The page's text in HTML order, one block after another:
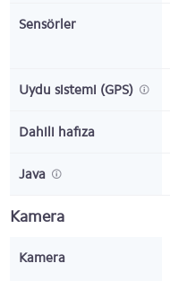
Sensörler
Uydu sistemi (GPS)
Dahili hafıza
Java
Kamera
Kamera